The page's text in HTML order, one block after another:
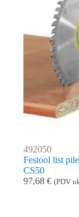
492050
Festool list
CS50
97,68 € (PDV